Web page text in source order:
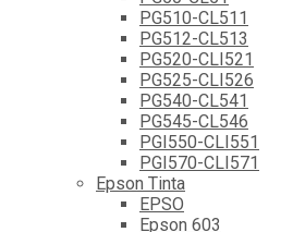
PG510-CL511
PG512-CL513
PG520-CLI521
PG525-CLI526
PG540-CL541
PG545-CL546
PGI550-CLI551
PGI570-CLI571
Epson Tinta
EPSO
Epson 603